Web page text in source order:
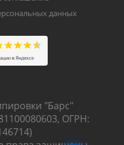
данных
"Барс"
ОГРН: